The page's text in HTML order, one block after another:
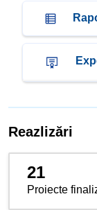
Reazlizări
21
Proiecte